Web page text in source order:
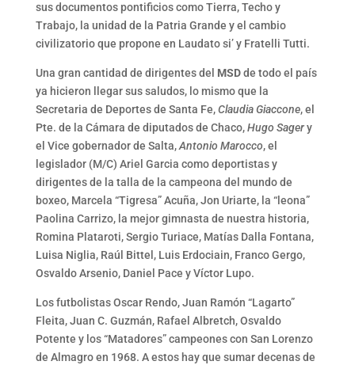
sus documentos pontificios como Tierra, Techo y
Trabajo, la unidad de la Patria Grande y el cambio
civilizatorio que propone en Laudato si’ y Fratelli Tutti.
Una gran cantidad de dirigentes del MSDde todo el país
ya hicieron llegar sus saludos, lo mismo que la
Secretaria de Deportes de Santa Fe,Claudia Giaccone, el
Pte. de la Cámara de diputados de Chaco,Hugo Sagery
el Vice gobernador de Salta,Antonio Marocco, el
legislador (M/C) Ariel Garcia como deportistas y
dirigentes de la talla de la campeona del mundo de
boxeo, Marcela “Tigresa” Acuña, Jon Uriarte, la “leona”
Paolina Carrizo, la mejor gimnasta de nuestra historia,
Romina Plataroti, Sergio Turiace, Matías Dalla Fontana,
Luisa Niglia, Raúl Bittel, Luis Erdociain, Franco Gergo,
Osvaldo Arsenio, Daniel Pace y Víctor Lupo.
Los futbolistas Oscar Rendo, Juan Ramón “Lagarto”
Fleita, Juan C. Guzmán, Rafael Albretch, Osvaldo
Potente y los “Matadores” campeones con San Lorenzo
de Almagro en 1968. A estos hay que sumar decenas de